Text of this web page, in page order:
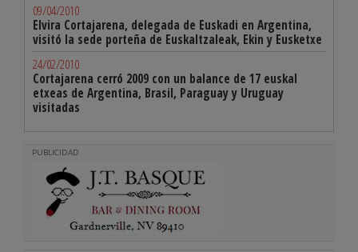
09/04/2010
Elvira Cortajarena, delegada de Euskadi en Argentina,
visitó la sede porteña de Euskaltzaleak, Ekin y Eusketxe
24/02/2010
Cortajarena cerró 2009 con un balance de 17 euskal
etxeas de Argentina, Brasil, Paraguay y Uruguay
visitadas
PUBLICIDAD